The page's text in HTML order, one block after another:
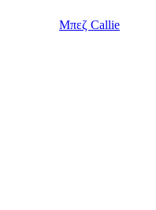
Μπεζ Callie